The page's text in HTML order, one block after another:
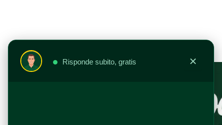
Risponde subito, gratis ×